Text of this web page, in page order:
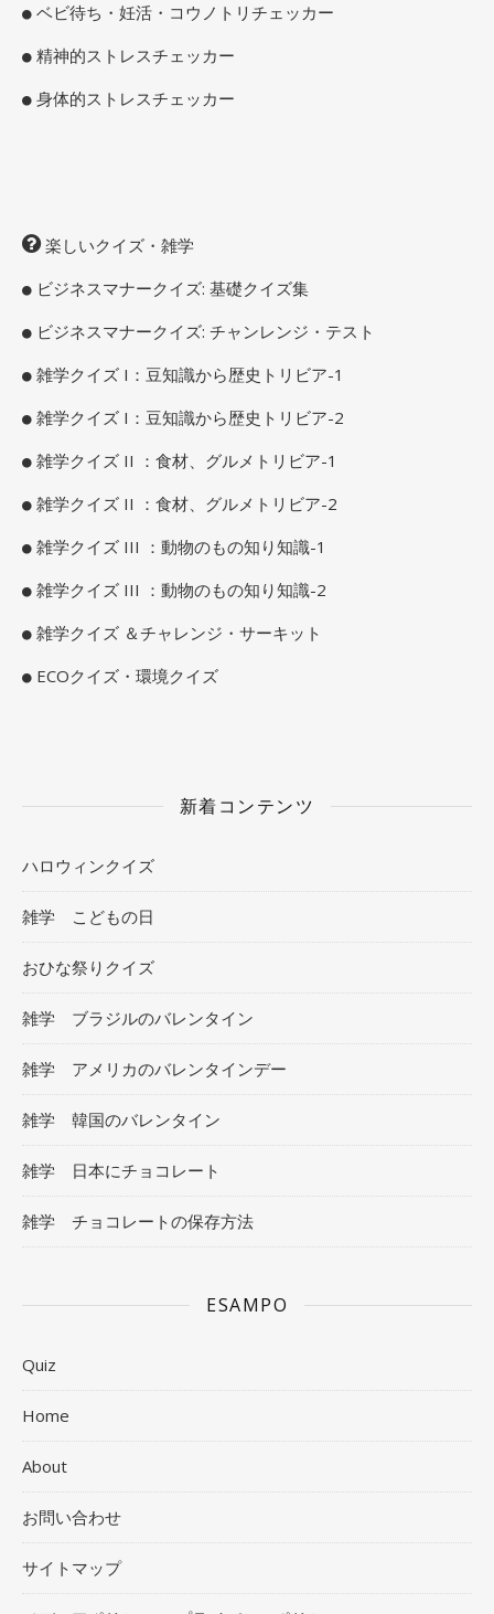
ベビ待ち・妊活・コウノトリチェッカー
精神的ストレスチェッカー
身体的ストレスチェッカー
楽しいクイズ・雑学
ビジネスマナークイズ: 基礎クイズ集
ビジネスマナークイズ: チャンレンジ・テスト
雑学クイズ I：豆知識から歴史トリビア-1
雑学クイズ I：豆知識から歴史トリビア-2
雑学クイズ II ：食材、グルメトリビア-1
雑学クイズ II ：食材、グルメトリビア-2
雑学クイズ III ：動物のもの知り知識-1
雑学クイズ III ：動物のもの知り知識-2
雑学クイズ ＆チャレンジ・サーキット
ECOクイズ・環境クイズ
新着コンテンツ
ハロウィンクイズ
雑学 こどもの日
おひな祭りクイズ
雑学 ブラジルのバレンタイン
雑学 アメリカのバレンタインデー
雑学 韓国のバレンタイン
雑学 日本にチョコレート
雑学 チョコレートの保存方法
ESAMPO
Quiz
Home
About
お問い合わせ
サイトマップ